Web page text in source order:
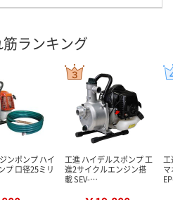
ランキング
ンポンプ ハイ
プ 口径25ミリ
工進 ハイデルスポンプ 工
進2サイクルエンジン搭
載 SEV-…